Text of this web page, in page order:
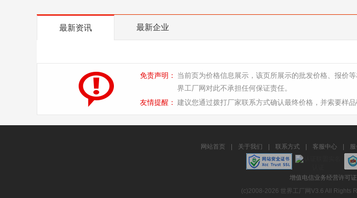
最新资讯 最新企业
免责声明：
当前页为价格信息展示，该页所展示的批发价格、报价
界工厂网对此不承担任何保证责任。
友情提醒： 建议您通过拨打厂家联系方式确认最终价格，并索要样
网站首页 关于我们 联系方式 客服中心
增值电信业务经营许可证
(c)2008-2026 世界工厂网V3.6 All Rights